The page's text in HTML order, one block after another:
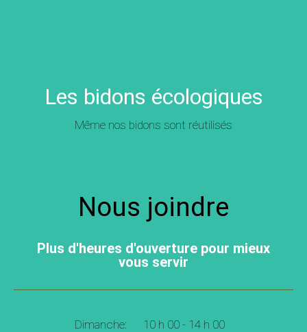
Les bidons écologiques
Même nos bidons sont réutilisés
Nous joindre
Plus d'heures d'ouverture pour mieux
vous servir
Dimanche: 10 h 00 - 14 h 00